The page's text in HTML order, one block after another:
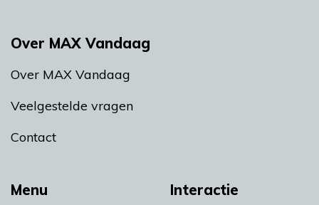
Menu Interactie
Over MAX Vandaag
Over MAX Vandaag
Veelgestelde vragen
Contact